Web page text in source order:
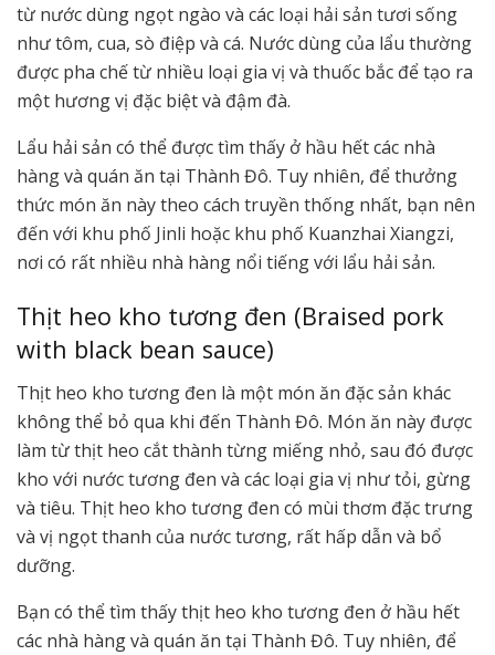
từ nước dùng ngọt ngào và các loại hải sản tươi sống
như tôm, cua, sò điệp và cá. Nước dùng của lẩu thường
được pha chế từ nhiều loại gia vị và thuốc bắc để tạo ra
một hương vị đặc biệt và đậm đà.
Lẩu hải sản có thể được tìm thấy ở hầu hết các nhà
hàng và quán ăn tại Thành Đô. Tuy nhiên, để thưởng
thức món ăn này theo cách truyền thống nhất, bạn nên
đến với khu phố Jinli hoặc khu phố Kuanzhai Xiangzi,
nơi có rất nhiều nhà hàng nổi tiếng với lẩu hải sản.
Thịt heo kho tương đen (Braised pork
with black bean sauce)
Thịt heo kho tương đen là một món ăn đặc sản khác
không thể bỏ qua khi đến Thành Đô. Món ăn này được
làm từ thịt heo cắt thành từng miếng nhỏ, sau đó được
kho với nước tương đen và các loại gia vị như tỏi, gừng
và tiêu. Thịt heo kho tương đen có mùi thơm đặc trưng
và vị ngọt thanh của nước tương, rất hấp dẫn và bổ
dưỡng.
Bạn có thể tìm thấy thịt heo kho tương đen ở hầu hết
các nhà hàng và quán ăn tại Thành Đô. Tuy nhiên, để